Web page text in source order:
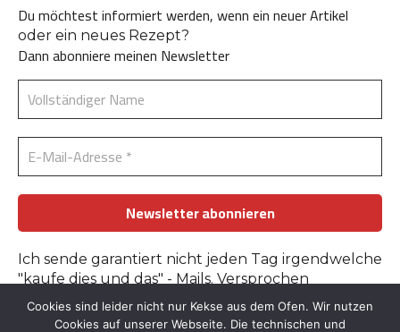
Du möchtest informiert werden, wenn ein neuer Artikel
oder ein neues Rezept?
Dann abonniere meinen Newsletter
Ich sende garantiert nicht jeden Tag irgendwelche
"kaufe dies und das" - Mails. Versprochen
Erfahre mehr in der Datenschutzerklärung.
Cookies sind leider nicht nur Kekse aus dem Ofen. Wir nutzen
Cookies auf unserer Webseite. Die technischen und